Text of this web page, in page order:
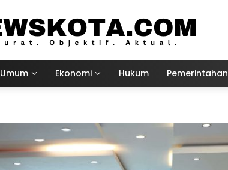
Umum Ekonomi Hukum Pemerintahan